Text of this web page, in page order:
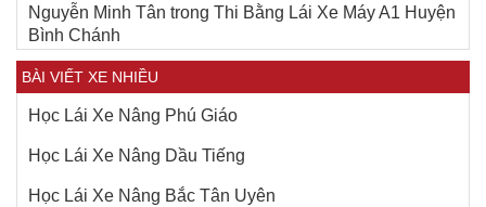
Nguyễn Minh Tân trong Thi Bằng Lái Xe Máy A1 Huyện
Bình Chánh
BÀI VIẾT XE NHIỀU
Học Lái Xe Nâng Phú Giáo
Học Lái Xe Nâng Dầu Tiếng
Học Lái Xe Nâng Bắc Tân Uyên